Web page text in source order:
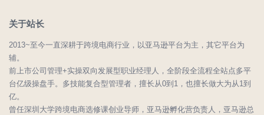
关于站长
2013~至今一直深耕于跨境电商行业，以亚马逊平台为主，其它平台为
辅。
前上市公司管理+实操双向发展型职业经理人，全阶段全流程全站点多平
台亿级操盘手。多技能复合型管理者，擅长从0到1，也擅长做大为从1到
亿。
曾任深圳大学跨境电商选修课创业导师，亚马逊孵化营负责人，亚马逊总